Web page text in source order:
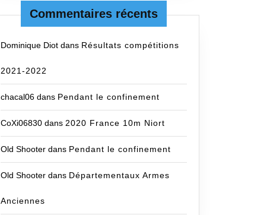
Commentaires récents
Dominique Diot dans Résultats compétitions
2021-2022
chacal06 dans Pendant le confinement
CoXi06830 dans 2020 France 10m Niort
Old Shooter dans Pendant le confinement
Old Shooter dans Départementaux Armes
Anciennes